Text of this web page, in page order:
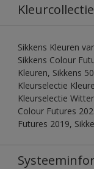
Kleurcollectie
Sikkens Kleuren
Sikkens Colour
Kleuren, Sikkens
Kleurselectie
Kleurselectie
Colour Futures
Futures 2019,